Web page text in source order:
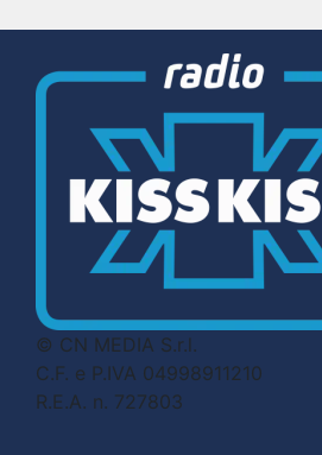
© CN MEDIA S.r.l.
C.F. e P.IVA 04998911210
R.E.A. n. 727803